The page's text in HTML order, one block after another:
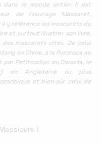
dans le monde entier. Il est
de l'ouvrage Mascaret,
il y référence les mascarets du
et surtout illustrer son livre,
mascarets cités. De celui
en Chine, à la Pororoca au
par Petitcodiac au Canada, le
en Angleterre ou plus
et bien-sûr celui de
!